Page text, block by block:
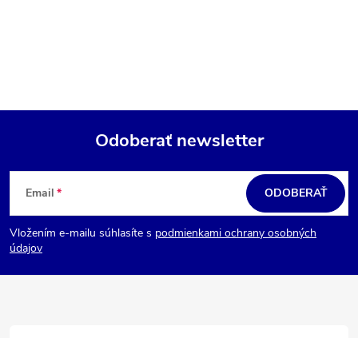
Z
p
t
Odoberať newsletter
Email
Vložením e-mailu súhlasíte s podmienkami ochrany osobných
údajov
ODOBERAŤ